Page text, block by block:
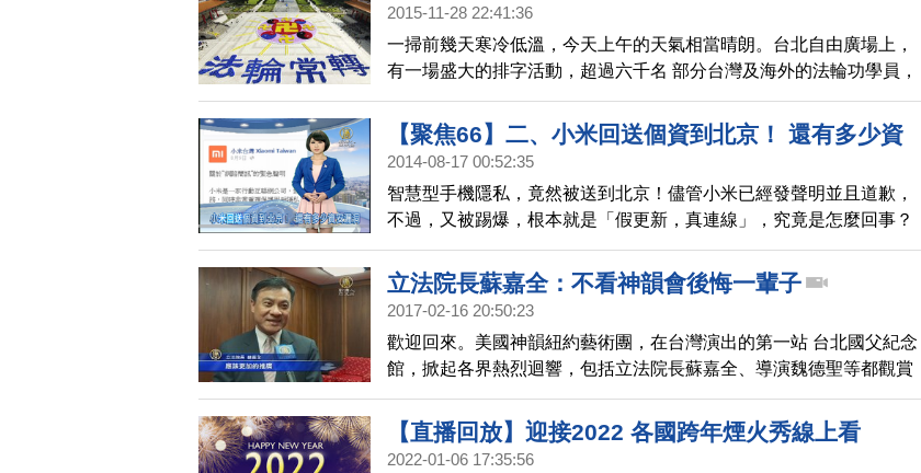
2015-11-28 22:41:36
一掃前幾天寒冷低溫，今天上午的天氣相當晴朗。台北自由廣場上，
有一場盛大的排字活動，超過六千名 部分台灣及海外的法輪功學員，
排出壯觀盛大的法輪圖形，演煉功法，路過的民眾紛紛拿起相機，捕
捉這難得一見的珍貴畫面。
【聚焦66】二、小米回送個資到北京！ 還有多少資
安漏洞
2014-08-17 00:52:35
智慧型手機隱私，竟然被送到北京！儘管小米已經發聲明並且道歉，
不過，又被踢爆，根本就是「假更新，真連線」，究竟是怎麼回事？
而雲端網路時代，從即時通訊，到雲端儲存，消費者怎麼保護自己的
隱私權不被侵犯？新聞最聚焦，我們帶您從小米機送使用者個資到北
京看起，一起來關心，到底還有多少的資安漏洞。
立法院長蘇嘉全：不看神韻會後悔一輩子
2017-02-16 20:50:23
歡迎回來。美國神韻紐約藝術團，在台灣演出的第一站 台北國父紀念
館，掀起各界熱烈迴響，包括立法院長蘇嘉全、導演魏德聖等都觀賞
了今天(16日)下午的演出。
【直播回放】迎接2022 各國跨年煙火秀線上看
2022-01-06 17:35:56